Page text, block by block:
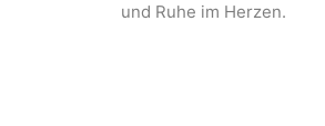
und Ruhe im Herzen.